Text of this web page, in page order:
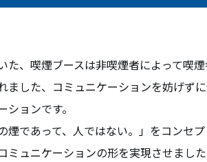
会員サービス&オフィス家具通販
MIRAIZ PLUS
ミライズプラス
た、喫煙ブースは非喫煙者によって喫煙
ました、コミュニケーションを妨げず
ョンです。
煙であって、人ではない。」をコンセ
ミュニケーションの形を実現させました